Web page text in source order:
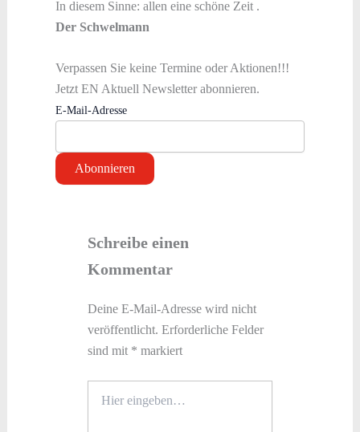
In diesem Sinne: allen eine schöne Zeit .
Der Schwelmann
Verpassen Sie keine Termine oder Aktionen!!!
Jetzt EN Aktuell Newsletter abonnieren.
E-Mail-Adresse
Schreibe einen
Kommentar
Deine E-Mail-Adresse wird nicht
veröffentlicht. Erforderliche Felder
sind mit * markiert
eingeben…